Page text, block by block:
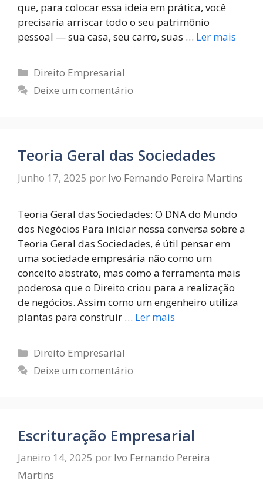
que, para colocar essa ideia em prática, você
precisaria arriscar todo o seu patrimônio
pessoal — sua casa, seu carro, suas … Ler mais
Direito Empresarial
Deixe um comentário
Teoria Geral das Sociedades
Junho 17, 2025 por Ivo Fernando Pereira Martins
Teoria Geral das Sociedades: O DNA do Mundo
dos Negócios Para iniciar nossa conversa sobre a
Teoria Geral das Sociedades, é útil pensar em
uma sociedade empresária não como um
conceito abstrato, mas como a ferramenta mais
poderosa que o Direito criou para a realização
de negócios. Assim como um engenheiro utiliza
plantas para construir … Ler mais
Direito Empresarial
Deixe um comentário
Escrituração Empresarial
Janeiro 14, 2025 por Ivo Fernando Pereira
Martins